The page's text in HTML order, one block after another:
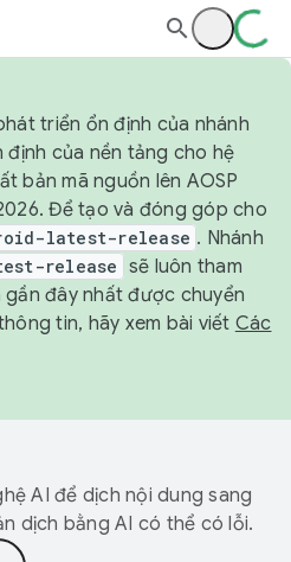
triển ổn định của nhánh
định của nền tảng cho hệ
bản mã nguồn lên AOSP
Để tạo và đóng góp cho
latest-release . Nhánh
release sẽ luôn tham
đây nhất được chuyển
tin, hãy xem bài viết Các
AI để dịch nội dung sang
dịch bằng AI có thể có lỗi.